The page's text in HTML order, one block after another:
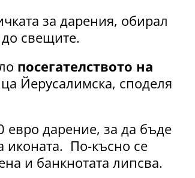
за дарения, обирал
свещите.
посегателството на
Йерусалимска, споделя
евро дарение, за да бъде
иконата. По-късно се
и банкнотата липсва.